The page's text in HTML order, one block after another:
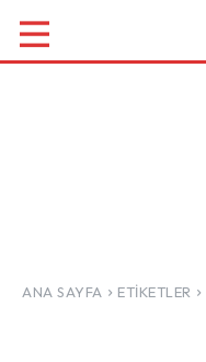
ANA SAYFA ETIKETLER